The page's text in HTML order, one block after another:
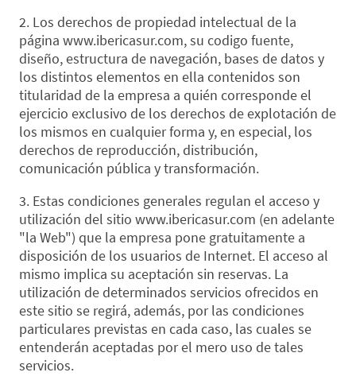
2. Los derechos de propiedad intelectual de la
página www.ibericasur.com, su codigo fuente,
diseño, estructura de navegación, bases de datos y
los distintos elementos en ella contenidos son
titularidad de la empresa a quién corresponde el
ejercicio exclusivo de los derechos de explotación de
los mismos en cualquier forma y, en especial, los
derechos de reproducción, distribución,
comunicación pública y transformación.
3. Estas condiciones generales regulan el acceso y
utilización del sitio www.ibericasur.com (en adelante
"la Web") que la empresa pone gratuitamente a
disposición de los usuarios de Internet. El acceso al
mismo implica su aceptación sin reservas. La
utilización de determinados servicios ofrecidos en
este sitio se regirá, además, por las condiciones
particulares previstas en cada caso, las cuales se
entenderán aceptadas por el mero uso de tales
servicios.